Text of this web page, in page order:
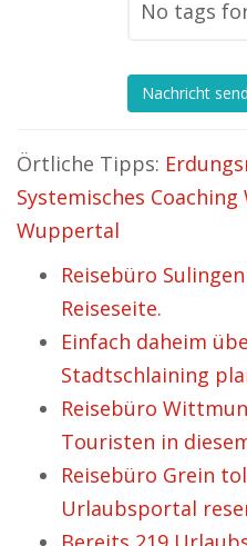
No tags
Nachricht
Örtliche Tipps:
Systemisches
Wuppertal
Reisebüro
Reiseseite.
Einfach daheim
Stadtschlaining
Reisebüro
Touristen in
Reisebüro Grein
Urlaubsportal